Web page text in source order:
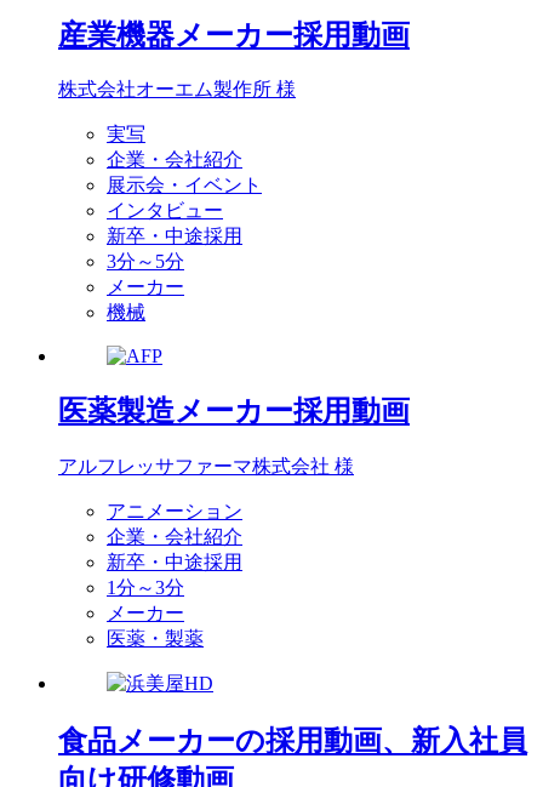
産業機器メーカー採用動画
株式会社オーエム製作所 様
実写
企業・会社紹介
展示会・イベント
インタビュー
新卒・中途採用
3分～5分
メーカー
機械
医薬製造メーカー採用動画
アルフレッサファーマ株式会社 様
アニメーション
企業・会社紹介
新卒・中途採用
1分～3分
メーカー
医薬・製薬
食品メーカーの採用動画、新入社員
向け研修動画